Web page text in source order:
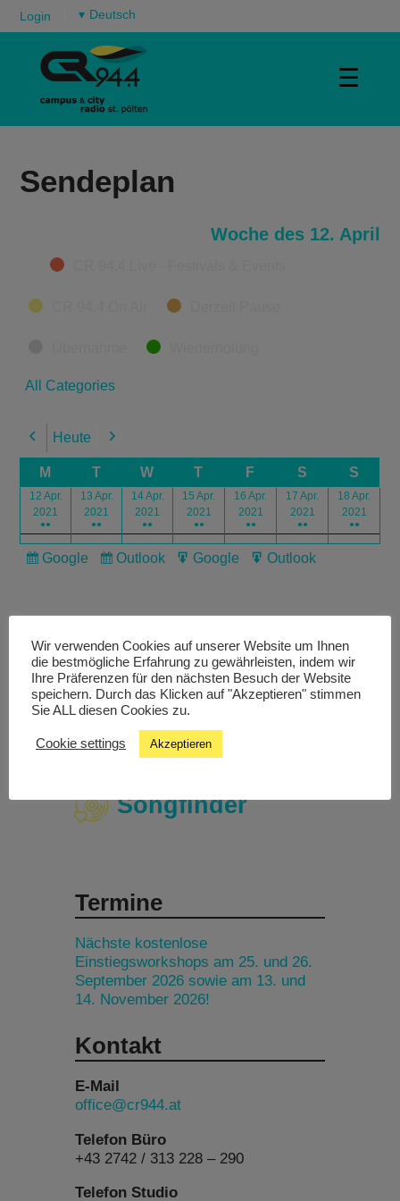
Login ▾
☰
Sendeplan
Woche des 12. April
Categories
All Categories
Previous
Heute Next
M T W T F S S
12 Apr.
2021
●●
13 Apr.
2021
●●
14 Apr.
2021
●●
15 Apr.
2021
●●
16 Apr.
2021
●●
17 Apr.
2021
●●
18 Apr.
2021
●●
Subscribe
Google
Subscribe
Outlook
Export
Google
Export
Outlook
Livestream
Studiochat
Songfinder
Termine
Nächste kostenlose
Einstiegsworkshops am 25. und 26.
September 2026 sowie am 13. und
14. November 2026!
Kontakt
E-Mail
office@cr944.at
Telefon Büro
+43 2742 / 313 228 – 290
Telefon Studio
Wir verwenden Cookies auf unserer Website um Ihnen
die bestmögliche Erfahrung zu gewährleisten, indem wir
Ihre Präferenzen für den nächsten Besuch der Website
speichern. Durch das Klicken auf "Akzeptieren" stimmen
Sie ALL diesen Cookies zu.
Cookie settings Akzeptieren